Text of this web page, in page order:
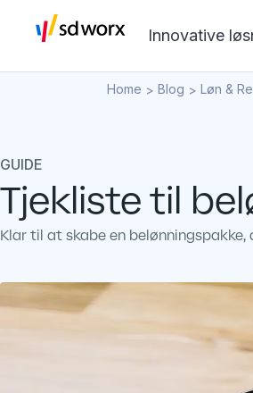
Innovative
Home > Blog > Løn &
GUIDE
Tjekliste til
Klar til at skabe en